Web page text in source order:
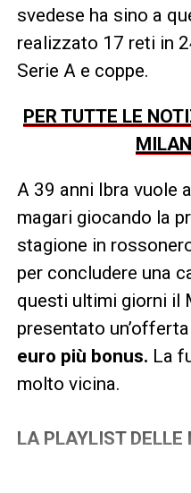
svedese ha sino a
realizzato 17 reti in
Serie A e coppe.
PER TUTTE LE
A 39 anni Ibra vuole
magari giocando la
stagione in
per concludere una
questi ultimi giorni il
presentato
euro più bonus. La
molto vicina.
LA PLAYLIST DELLE